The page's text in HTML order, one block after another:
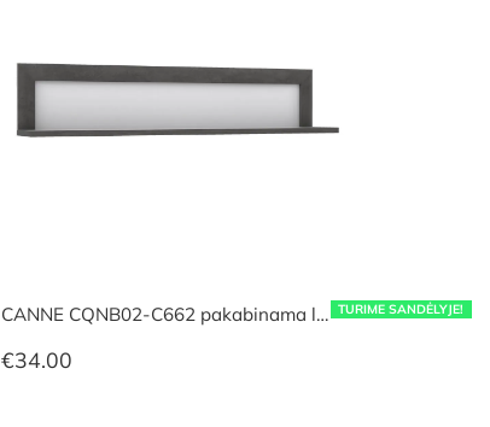
TURIME SANDĖLYJE!
CANNE CQNB02-C662 pakabinama l…
€34.00